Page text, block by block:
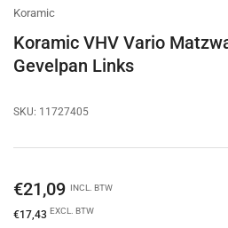
Koramic
Koramic VHV Vario
Gevelpan Links
SKU: 11727405
Normale
€21,09 INCL. BTW
€17,43 EXCL. BTW